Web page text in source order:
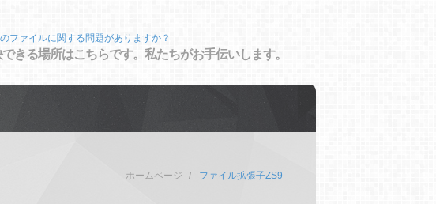
ファイルに関する問題がありますか？
できる場所はこちらです。私たちがお手伝いします。
ホームページ ファイル拡張子ZS9